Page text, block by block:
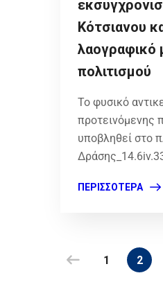
Κότσιανου
λαογραφικό
πολιτισμού
Το φυσικό
προτεινόμενης
υποβληθεί στο
ΠΕΡΙΣΣΌΤΕΡΑ
1 2